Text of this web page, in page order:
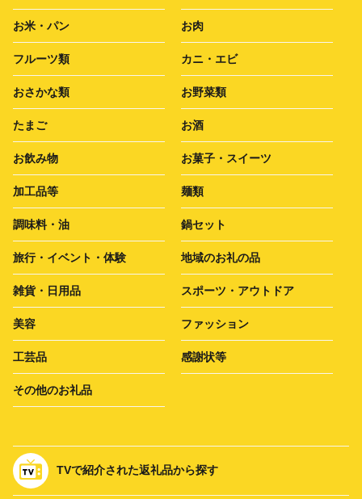
お米・パン お肉
フルーツ類 カニ・エビ
おさかな類 お野菜類
たまご お酒
お飲み物 お菓子・スイーツ
加工品等 麺類
調味料・油 鍋セット
旅行・イベント・体験 地域のお礼の品
雑貨・日用品 スポーツ・アウトドア
美容 ファッション
工芸品 感謝状等
その他のお礼品
TVで紹介された返礼品から探す